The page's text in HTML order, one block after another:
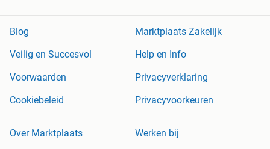
Blog
Marktplaats Zakelijk
Veilig en Succesvol
Help en Info
Voorwaarden
Privacyverklaring
Cookiebeleid
Privacyvoorkeuren
Over Marktplaats
Werken bij